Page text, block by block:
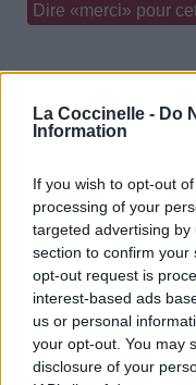
La Coccinelle - Do
Information
If you wish to opt-out
processing of your
targeted advertising
section to confirm your
opt-out request is
interest-based ads
us or personal
your opt-out. You may
disclosure of your
Dire «merci» pour